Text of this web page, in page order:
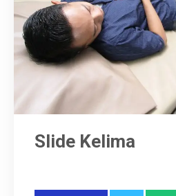
KESAN PELANGGAN
SOSIAL MEDIA
TANYA KAMI
Slide Kelima